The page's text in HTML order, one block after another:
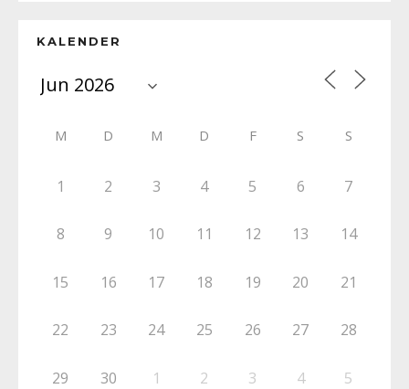
KALENDER
M D M D F S S
1 2 3 4 5 6 7
8 9 10 11 12 13 14
15 16 17 18 19 20 21
22 23 24 25 26 27 28
29 30 1 2 3 4 5